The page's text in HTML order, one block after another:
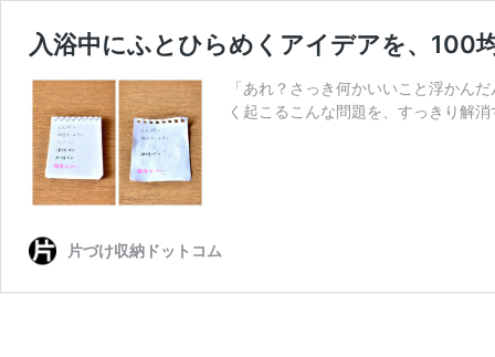
入浴中にふとひらめくアイデアを、100
「あれ？さっき何かいいこと浮かん
く起こるこんな問題を、すっきり解
片づけ収納ドットコム